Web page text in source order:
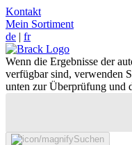
Kontakt
Mein Sortiment
de | fr
Wenn die Ergebnisse der
verfügbar sind, verwenden
unten zur Überprüfung und
Suchen